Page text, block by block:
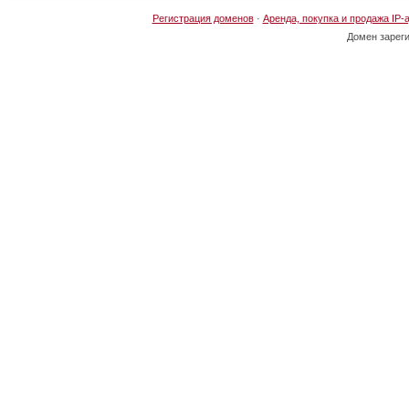
Регистрация доменов· Аренда, покупка и продажа IP-
Домен